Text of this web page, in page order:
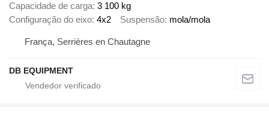
Capacidade de carga 3 100 kg
Configuração do eixo 4x2 Suspensão mola/mola
França, Serrières en Chautagne
DB EQUIPMENT